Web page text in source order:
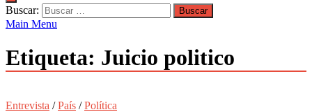
Buscar:
Main Menu
Etiqueta: Juicio politico
Entrevista /País /Política